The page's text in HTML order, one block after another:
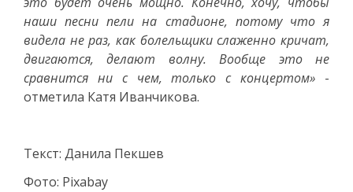
наши песни пели на стадионе, потому что я
видела не раз, как болельщики слаженно кричат,
двигаются, делают волну. Вообще это не
сравнится ни с чем, только с концертом» -
отметила Катя Иванчикова.
Текст: Данила Пекшев
Фото: Pixabay